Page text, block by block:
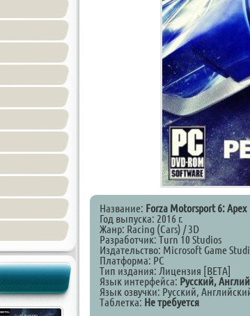
Название: Forza Motorsport 6: Apex
Год выпуска: 2016 г.
Жанр: Racing (Cars) / 3D
Разработчик: Turn 10 Studios
Издательство: Microsoft Game
Платформа: PC
Тип издания: Лицензия [BETA]
Язык интерфейса: Русский,
Язык озвучки: Русский,
Таблетка: Не требуется